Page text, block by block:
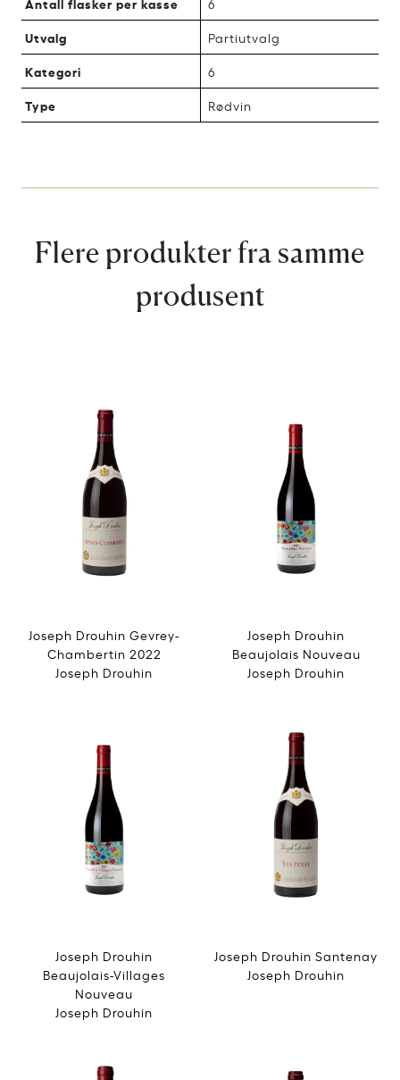
Utvalg Partiutvalg
Kategori 6
Type Rødvin
Flere produkter fra samme
produsent
Joseph Drouhin Gevrey-
Chambertin 2022
Joseph Drouhin
Joseph Drouhin
Beaujolais Nouveau
Joseph Drouhin
Joseph Drouhin
Beaujolais-Villages
Nouveau
Joseph Drouhin
Joseph Drouhin Santenay
Joseph Drouhin